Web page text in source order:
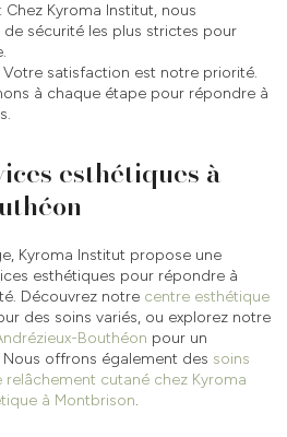
: Chez Kyroma Institut, nous
sécurité les plus strictes pour
Votre satisfaction est notre priorité.
à chaque étape pour répondre à
esthétiques à
Kyroma Institut propose une
esthétiques pour répondre à
Découvrez notre centre esthétique
des soins variés, ou explorez notre
Bouthéon pour un
offrons également des soins
cutané chez Kyroma
à Montbrison.